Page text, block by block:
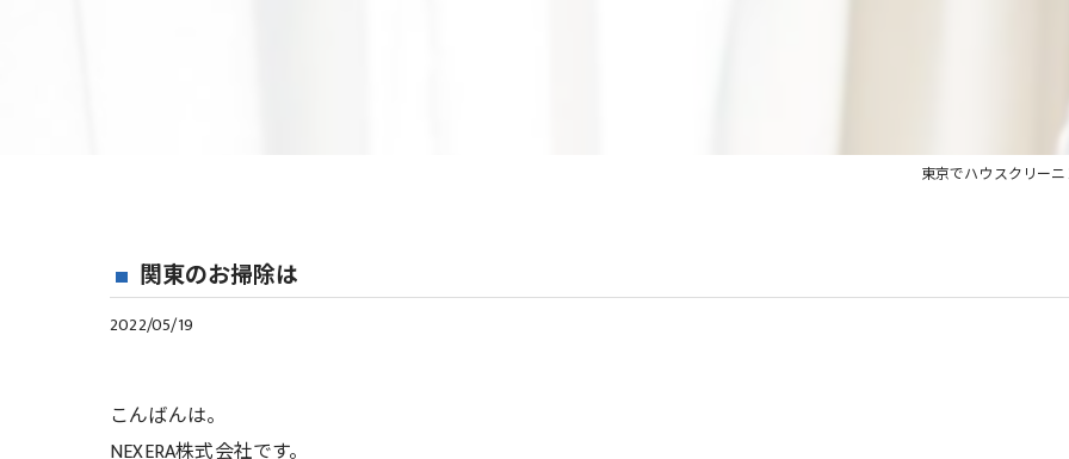
東京でハウスクリー
関東のお掃除は
2022/05/19
こんばんは。
NEXERA株式会社です。